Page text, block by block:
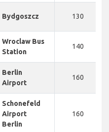
Bydgoszcz 130
Wroclaw Bus
Station
140
Berlin
Airport
160
Schonefeld
Airport
Berlin
160